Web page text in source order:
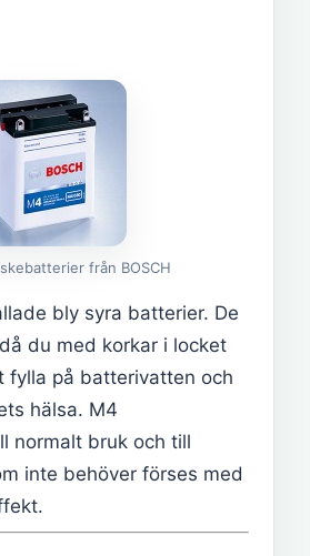
från BOSCH
bly syra batterier. De
du med korkar i locket
fylla på batterivatten och
hälsa. M4
normalt bruk och till
inte behöver förses med